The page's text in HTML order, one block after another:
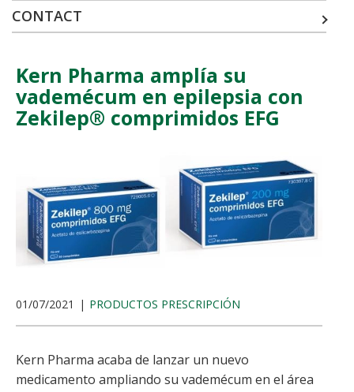
CONTACT
Kern Pharma amplía su
vademécum en epilepsia con
Zekilep® comprimidos EFG
01/07/2021 PRODUCTOS PRESCRIPCIÓN
Kern Pharma acaba de lanzar un nuevo
medicamento ampliando su vademécum en el área